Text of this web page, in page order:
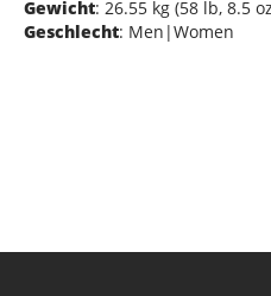
Gewicht: 26.55 kg (58 lb, 8.5
Geschlecht: Men|Women